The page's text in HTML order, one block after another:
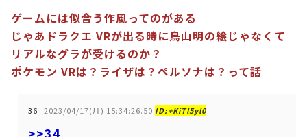
ゲームには似合う作風ってのがある
じゃあドラクエ VRが出る時に鳥山明の絵じゃなくて
リアルなグラが受けるのか？
ポケモン VRは？ライザは？ペルソナは？って話
36 : 2023/04/17(月) 15:34:26.50 ID:+KiTl5yl0
>>34